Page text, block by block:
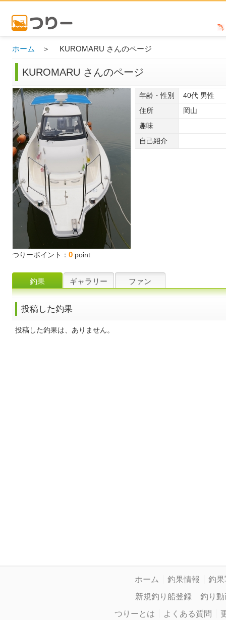
ホーム ＞ KUROMARU さんのページ
KUROMARU さんのページ
つりーポイント： 0 point
年齢・性別
40代 男性
住所
岡山
趣味
自己紹介
釣果 ギャラリー ファン
投稿した釣果
投稿した釣果は、ありません。
ホーム 釣果情報
釣
新規釣り船登録
釣り動
つりーとは
よくある質問